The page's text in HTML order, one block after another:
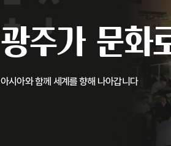
광주가 문화
아시아와 함께 세계를 향해 나아갑니다